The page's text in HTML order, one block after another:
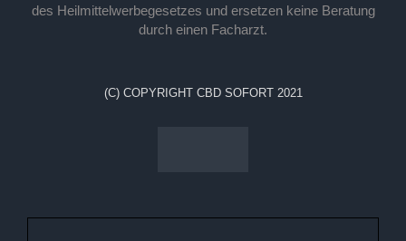
des Heilmittelwerbegesetzes und ersetzen keine Beratung
durch einen Facharzt.
(C) COPYRIGHT CBD SOFORT 2021